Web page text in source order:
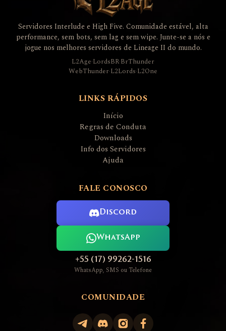
Servidores Interlude e High Five. Comunidade estável, alta
performance, sem bots, sem lag e sem wipe. Junte-se a nós e
jogue nos melhores servidores de Lineage II do mundo.
L2Age·LordsBR·BrThunder
WebThunder·L2Lords·L2One
LINKS RÁPIDOS
Início
Regras de Conduta
Downloads
Info dos Servidores
Ajuda
FALE CONOSCO
Discord
WhatsApp
+55 (17) 99262-1516
WhatsApp, SMS ou Telefone
COMUNIDADE